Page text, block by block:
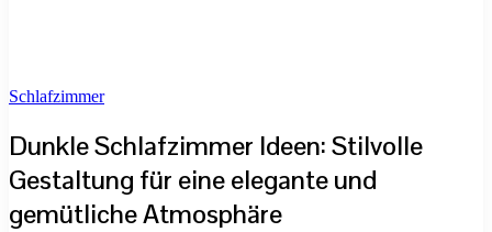
Schlafzimmer
Dunkle Schlafzimmer Ideen: Stilvolle
Gestaltung für eine elegante und
gemütliche Atmosphäre